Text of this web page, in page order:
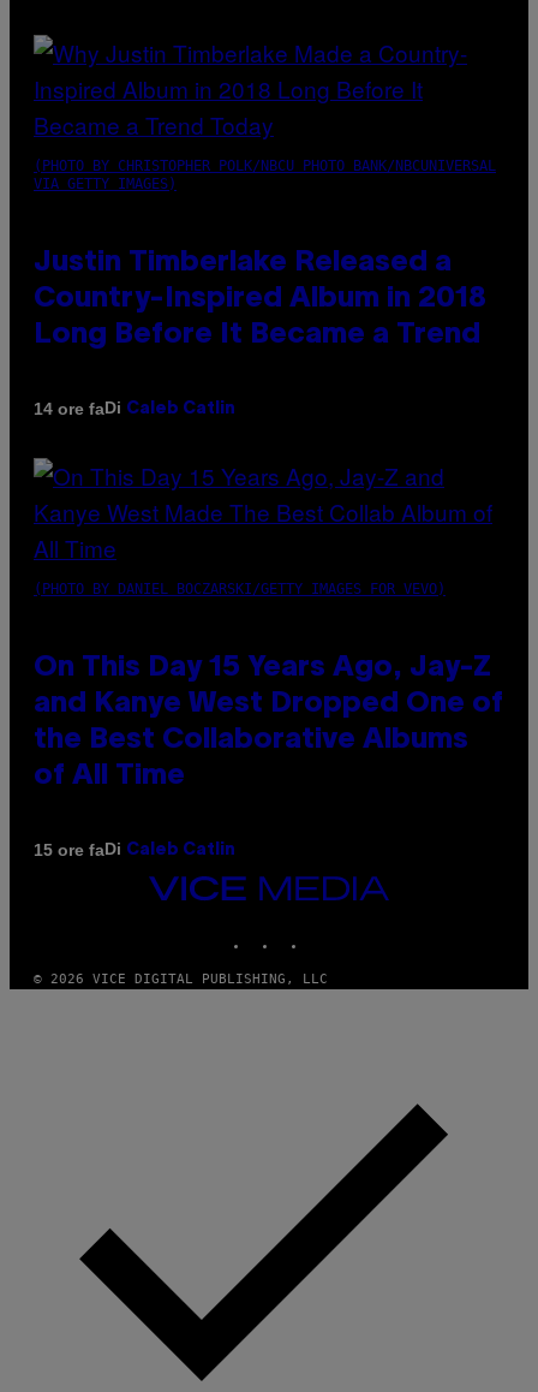
(PHOTO BY CHRISTOPHER POLK/NBCU PHOTO BANK/NBCUNIVERSAL
VIA GETTY IMAGES)
Justin Timberlake Released a
Country-Inspired Album in 2018
Long Before It Became a Trend
14 ore faDi Caleb Catlin
(PHOTO BY DANIEL BOCZARSKI/GETTY IMAGES FOR VEVO)
On This Day 15 Years Ago, Jay-Z
and Kanye West Dropped One of
the Best Collaborative Albums
of All Time
15 ore faDi Caleb Catlin
VICE
© 2026 VICE DIGITAL PUBLISHING, LLC